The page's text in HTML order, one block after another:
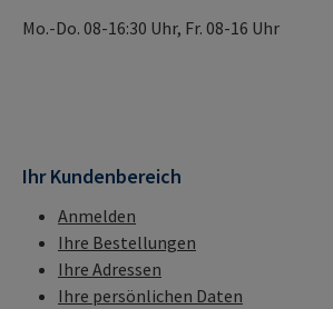
Mo.-Do. 08-16:30 Uhr, Fr. 08-16 Uhr
Ihr Kundenbereich
Anmelden
Ihre Bestellungen
Ihre Adressen
Ihre persönlichen Daten